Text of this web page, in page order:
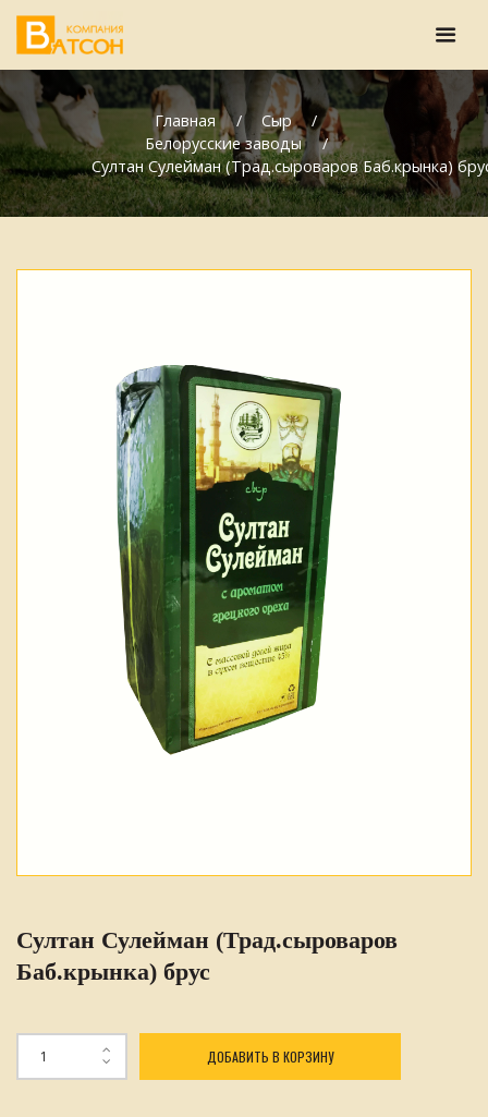
Главная
Сыр
Белорусские заводы
Султан Сулейман (Трад.сыроваров Баб.крынка)
Султан Сулейман (Трад.сыроваров
Баб.крынка) брус
ДОБАВИТЬ В КОРЗИНУ